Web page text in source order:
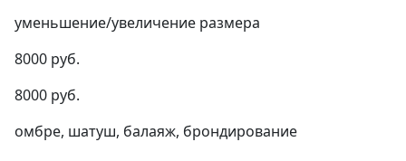
уменьшение/увеличение размера
8000 руб.
8000 руб.
омбре, шатуш, балаяж, брондирование